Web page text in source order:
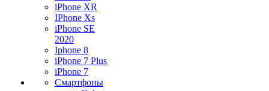
iPhone XR
IPhone Xs
iPhone SE
2020
Iphone 8
iPhone 7 Plus
iPhone 7
Смартфоны